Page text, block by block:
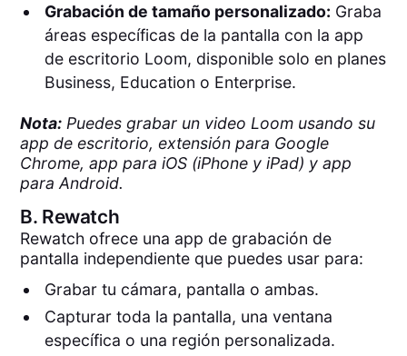
Grabación de tamaño personalizado: Graba
áreas específicas de la pantalla con la app
de escritorio Loom, disponible solo en planes
Business, Education o Enterprise.
Nota: Puedes grabar un video Loom usando su
app de escritorio, extensión para Google
Chrome, app para iOS (iPhone y iPad) y app
para Android.
B. Rewatch
Rewatch ofrece una app de grabación de
pantalla independiente que puedes usar para:
Grabar tu cámara, pantalla o ambas.
Capturar toda la pantalla, una ventana
específica o una región personalizada.